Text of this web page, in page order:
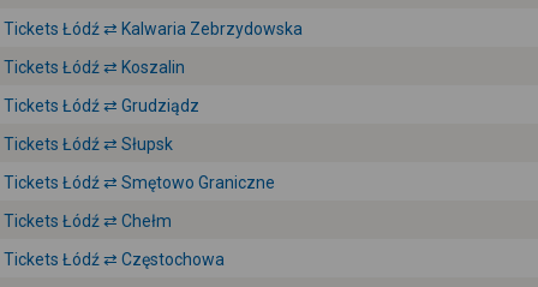
Tickets Łódź ⇄ Kalwaria Zebrzydowska
Tickets Łódź ⇄ Koszalin
Tickets Łódź ⇄ Grudziądz
Tickets Łódź ⇄ Słupsk
Tickets Łódź ⇄ Smętowo Graniczne
Tickets Łódź ⇄ Chełm
Tickets Łódź ⇄ Częstochowa